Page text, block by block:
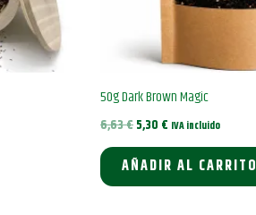
50g Dark Brown Magic
6,63€El
original
era:
6,63 €.
5,30 € El
actual
es:
5,30 €.
IVA incluido
AÑADIR AL CARRITO